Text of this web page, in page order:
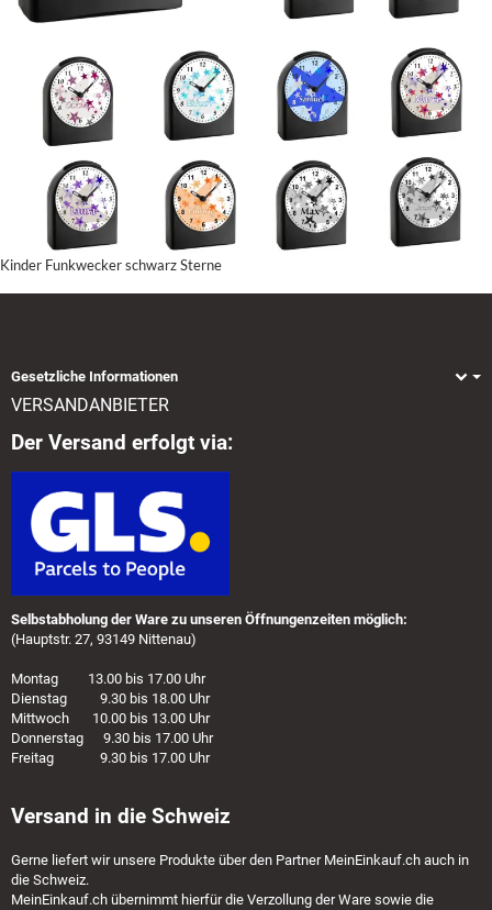
Kinder Funkwecker schwarz Sterne
Gesetzliche Informationen
VERSANDANBIETER
Der Versand erfolgt via:
Selbstabholung der Ware zu unseren Öffnungenzeiten möglich:
(Hauptstr. 27, 93149 Nittenau)
Montag 13.00 bis 17.00 Uhr
Dienstag 9.30 bis 18.00 Uhr
Mittwoch 10.00 bis 13.00 Uhr
Donnerstag 9.30 bis 17.00 Uhr
Freitag 9.30 bis 17.00 Uhr
Versand in die Schweiz
Gerne liefert wir unsere Produkte über den Partner MeinEinkauf.ch auch in
die Schweiz.
MeinEinkauf.ch übernimmt hierfür die Verzollung der Ware sowie die